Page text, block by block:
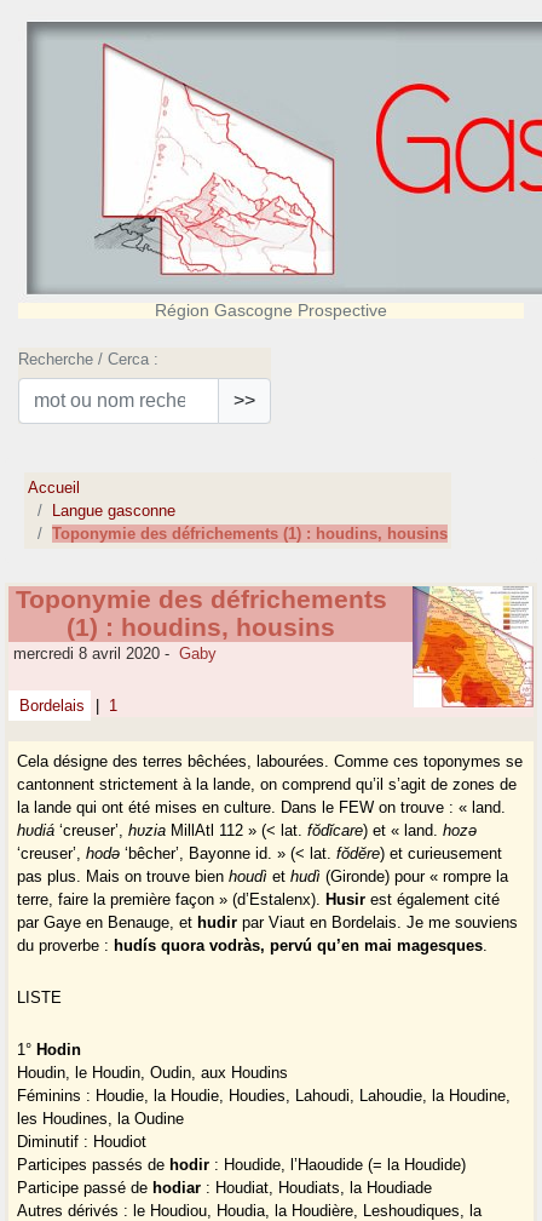
Région Gascogne Prospective
Recherche / Cerca :
>>
Accueil
Langue gasconne
Toponymie des défrichements (1) : houdins, housins
Toponymie des défrichements
(1) : houdins, housins
mercredi 8 avril 2020 - Gaby
Bordelais 1
Cela désigne des terres bêchées, labourées. Comme ces toponymes se
cantonnent strictement à la lande, on comprend qu’il s’agit de zones de
la lande qui ont été mises en culture. Dans le FEW on trouve : « land.
hʋdiá ‘creuser’,hʋzia MillAtl 112 » (< lat.fŏdĭcare) et « land.hozə
‘creuser’,hodə ‘bêcher’, Bayonne id. » (< lat.fŏdĕre) et curieusement
pas plus. Mais on trouve bienhoudì ethudì (Gironde) pour « rompre la
terre, faire la première façon » (d’Estalenx). Husir est également cité
par Gaye en Benauge, et hudir par Viaut en Bordelais. Je me souviens
du proverbe : hudís quora vodràs, pervú qu’en mai magesques.
LISTE
1° Hodin
Houdin, le Houdin, Oudin, aux Houdins
Féminins : Houdie, la Houdie, Houdies, Lahoudi, Lahoudie, la Houdine,
les Houdines, la Oudine
Diminutif : Houdiot
Participes passés de hodir : Houdide, l’Haoudide (= la Houdide)
Participe passé de hodiar : Houdiat, Houdiats, la Houdiade
Autres dérivés : le Houdiou, Houdia, la Houdière, Leshoudiques, la